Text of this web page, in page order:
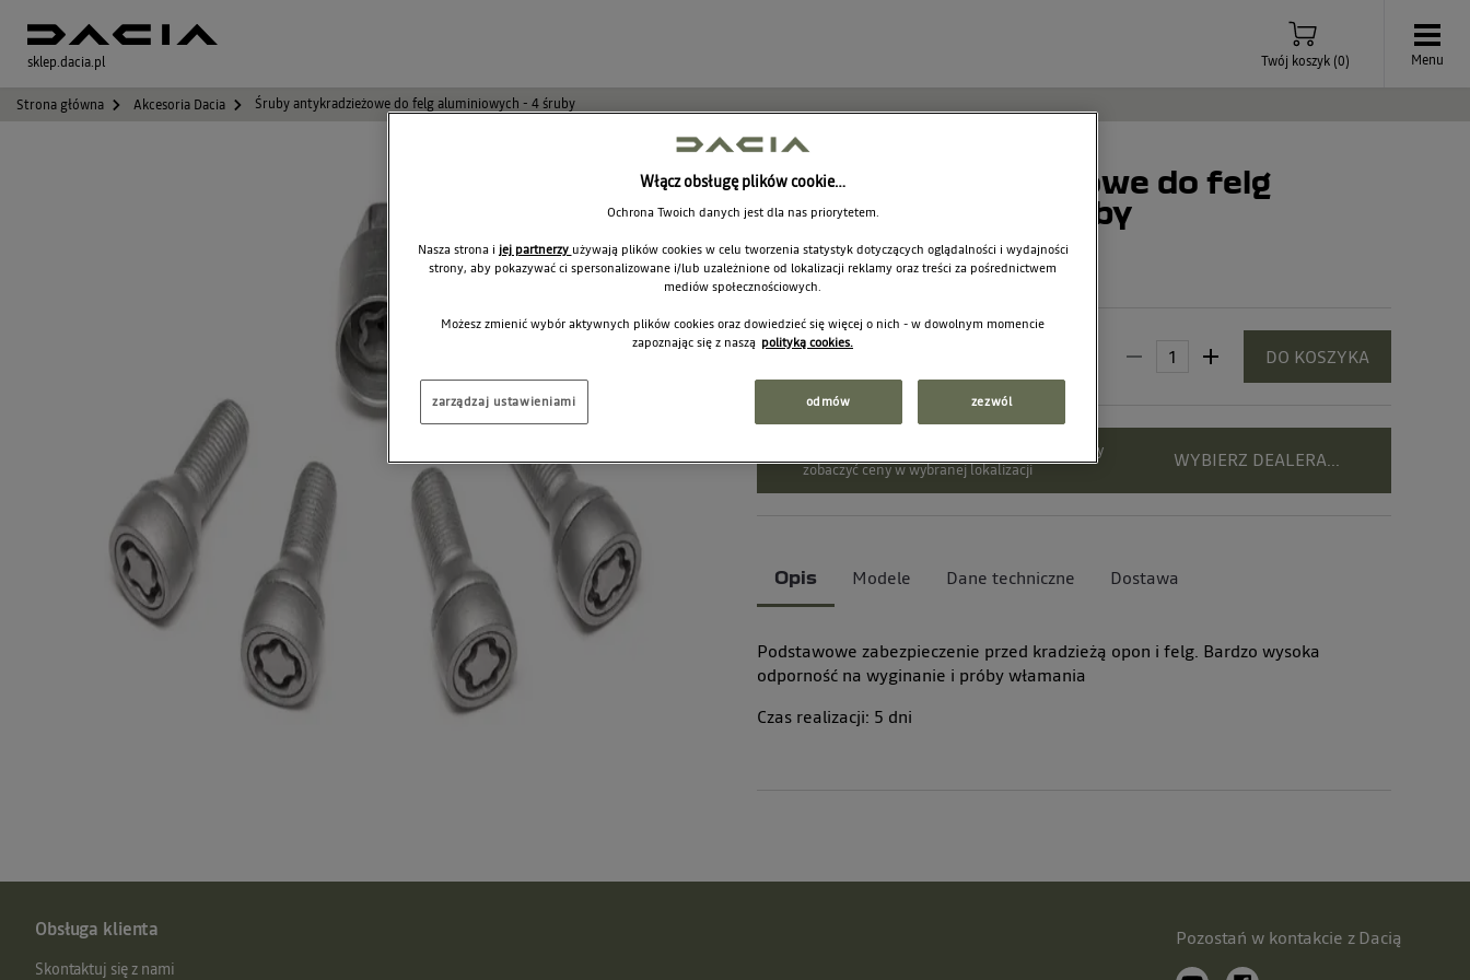
sklep.dacia.pl Twój koszyk (0) Menu
Strona główna Akcesoria Dacia Śruby antykradzieżowe do felg aluminiowych - 4 śruby
Śruby antykradzieżowe do felg
aluminiowych - 4 śruby
8201724187
Cena rekomendowana: DO KOSZYKA
Widzisz ceny katalogowe. Wybierz dealera, żeby
zobaczyć ceny w wybranej lokalizacji
WYBIERZ DEALERA...
Opis Modele Dane techniczne Dostawa
Podstawowe zabezpieczenie przed kradzieżą opon i felg. Bardzo wysoka
odporność na wyginanie i próby włamania
Czas realizacji: 5 dni
Obsługa klienta
Skontaktuj się z nami
Pozostań w kontakcie z Dacią
Włącz obsługę plików cookie…
Ochrona Twoich danych jest dla nas priorytetem.
Nasza strona i jej partnerzy używają plików cookies w celu tworzenia statystyk dotyczących oglądalności i wydajności
strony, aby pokazywać ci spersonalizowane i/lub uzależnione od lokalizacji reklamy oraz treści za pośrednictwem
mediów społecznościowych.
Możesz zmienić wybór aktywnych plików cookies oraz dowiedzieć się więcej o nich - w dowolnym momencie
zapoznając się z naszą polityką cookies.
zarządzaj ustawieniami odmów zezwól